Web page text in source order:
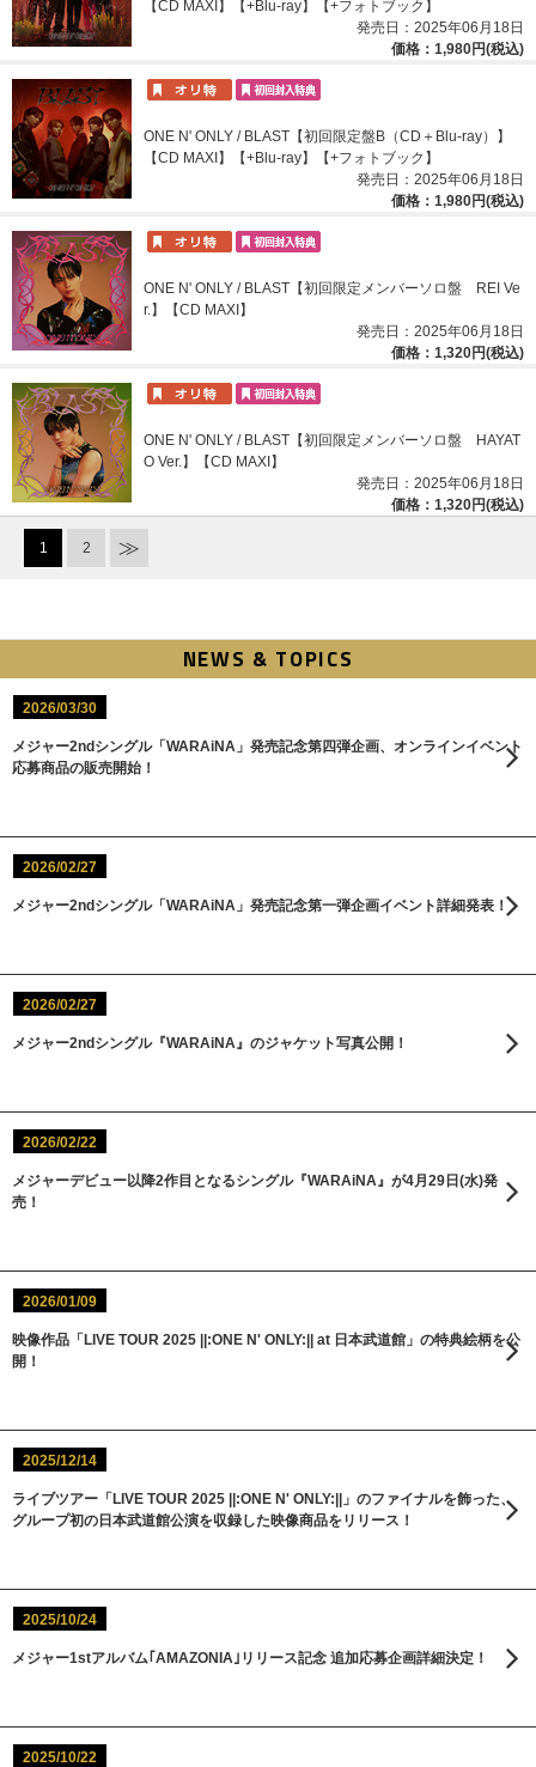
【CD MAXI】【+Blu-ray】【+フォトブック】
発売日：2025年06月18日
価格：1,980円(税込)
ONE N' ONLY / BLAST【初回限定盤B（CD＋Blu-ray）】
【CD MAXI】【+Blu-ray】【+フォトブック】
発売日：2025年06月18日
価格：1,980円(税込)
ONE N' ONLY / BLAST【初回限定メンバーソロ盤 REI Ve
r.】【CD MAXI】
発売日：2025年06月18日
価格：1,320円(税込)
ONE N' ONLY / BLAST【初回限定メンバーソロ盤 HAYAT
O Ver.】【CD MAXI】
発売日：2025年06月18日
価格：1,320円(税込)
1 2
NEWS & TOPICS
2026/03/30
メジャー2ndシングル「WARAiNA」発売記念第四弾企画、オンラインイベント
応募商品の販売開始！
2026/02/27
メジャー2ndシングル「WARAiNA」発売記念第一弾企画イベント詳細発表！
2026/02/27
メジャー2ndシングル『WARAiNA』のジャケット写真公開！
2026/02/22
メジャーデビュー以降2作目となるシングル『WARAiNA』が4月29日(水)発
売！
2026/01/09
映像作品「LIVE TOUR 2025 ||:ONE N' ONLY:|| at 日本武道館」の特典絵柄を公
開！
2025/12/14
ライブツアー「LIVE TOUR 2025 ||:ONE N' ONLY:||」のファイナルを飾った、
グループ初の日本武道館公演を収録した映像商品をリリース！
2025/10/24
メジャー1stアルバム｢AMAZONIA｣リリース記念 追加応募企画詳細決定！
2025/10/22